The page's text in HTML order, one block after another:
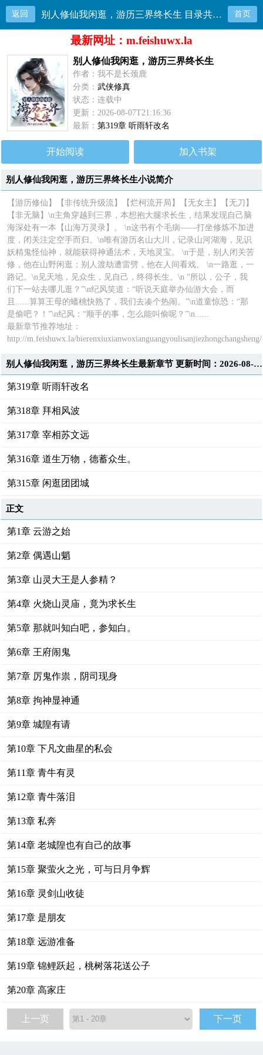
返回 别人修仙我闲逛，游历三界终长生 目录共319章 首页
最新网址：m.feishuwx.la
别人修仙我闲逛，游历三界终长生
作者：我不是长颈鹿
分类：武侠修真
状态：连载中
更新：2026-08-07T21:16:36
最新：第319章 听雨轩改名
开始阅读 加入书架
别人修仙我闲逛，游历三界终长生小说简介
【游历修仙】【非传统升级流】【烂柯流开局】【无女主】【无刀】
【非无脑】\n主角穿越到三界，本想抱大腿求长生，结果发现自己脑
海深处有一本【山海万灵录】。 \n这书有个毛病——打坐修炼不加进
度，闭关注定空手而归。\n唯有游历名山大川，记录山河湖海，见识
妖精鬼怪仙神，就能获得神通法术，天地灵宝。 \n于是，别人闭关苦
修，他在山野闲逛；别人渡劫遭雷劈，他在人间看戏。 \n一路逛，一
路记。\n见天地，见众生，见自己，终得长生。\n “所以，公子，我
们下一站去哪儿逛？”\n纪风笑道：“听说天庭举办仙游大会，而
且......算算王母的蟠桃快熟了，我们去凑个热闹。”\n道童惊恐：“那
是偷吧？！”\n纪风：“顺手的事，怎么能叫偷呢？”\n......
最新章节推荐地址：
http://m.feishuwx.la/bierenxiuxianwoxianguangyoulisanjiezhongchangsheng/
别人修仙我闲逛，游历三界终长生最新章节 更新时间：2026-08-07T21:16:36
第319章 听雨轩改名
第318章 拜相风波
第317章 宰相苏文远
第316章 道生万物，德蓄众生。
第315章 闲逛团团城
正文
第1章 云游之始
第2章 偶遇山魈
第3章 山灵大王是人参精？
第4章 火烧山灵庙，竟为求长生
第5章 那就叫知白吧，参知白。
第6章 王府闹鬼
第7章 厉鬼作祟，阴司现身
第8章 拘神显神通
第9章 城隍有请
第10章 下凡文曲星的私会
第11章 青牛有灵
第12章 青牛落泪
第13章 私奔
第14章 老城隍也有自己的故事
第15章 聚萤火之光，可与日月争辉
第16章 灵剑山收徒
第17章 是朋友
第18章 远游准备
第19章 锦鲤跃起，桃树落花送公子
第20章 高家庄
上一页 下一页